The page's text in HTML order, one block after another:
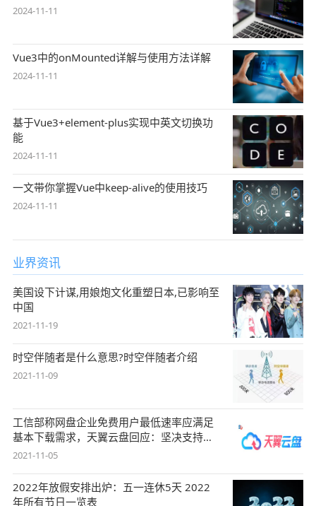
2024-11-11
Vue3中的onMounted详解与使用方法详解
2024-11-11
基于Vue3+element-plus实现中英文切换功
能
2024-11-11
一文带你掌握Vue中keep-alive的使用技巧
2024-11-11
业界资讯
美国设下计谋,用娘炮文化重塑日本,已影响至
中国
2021-11-19
时空伴随者是什么意思?时空伴随者介绍
2021-11-09
工信部称网盘企业免费用户最低速率应满足
基本下载需求，天翼云盘回应：坚决支持，
始终
2021-11-05
2022年放假安排出炉：五一连休5天 2022
年所有节日一览表